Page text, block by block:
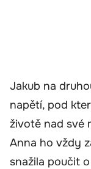
Jakub na
napětí, pod
životě nad své
Anna ho vždy
snažila poučit